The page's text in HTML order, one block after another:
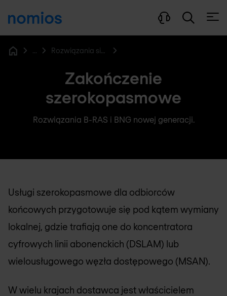
... Rozwiązania sieciowe dla dostawców usług
Zakończenie
szerokopasmowe
Rozwiązania B-RAS i BNG nowej generacji.
Usługi szerokopasmowe dla odbiorców
końcowych przygotowuje się pod kątem wymiany
lokalnej, gdzie trafiają one do koncentratora
cyfrowych linii abonenckich (DSLAM) lub
wielousługowego węzła dostępowego (MSAN).
W wielu krajach dostawca jest właścicielem